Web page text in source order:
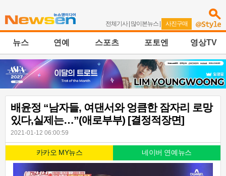
전체기사| 많이본뉴스 | 사진구매
뉴스 연예 스포츠 포토엔 영상TV
배윤정 “남자들, 여댄서와 엉큼한 잠자리 로망
있다,실제는…”(애로부부) [결정적장면]
2021-01-12 06:00:59
카카오 MY뉴스 네이버 연예뉴스